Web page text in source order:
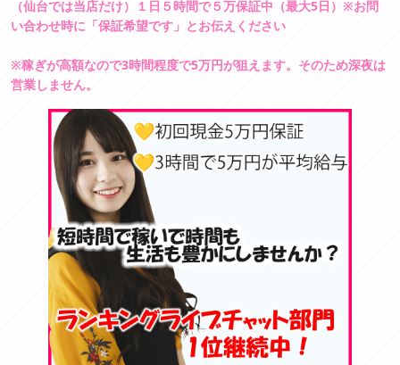
（仙台では当店だけ）１日５時間で５万保証中（最大5日）※お問
い合わせ時に「保証希望です」とお伝えください
※稼ぎが高額なので3時間程度で5万円が狙えます。そのため深夜は
営業しません。